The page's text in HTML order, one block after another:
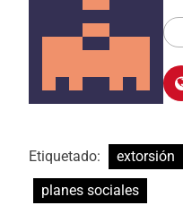
Etiquetado: extorsión
planes sociales